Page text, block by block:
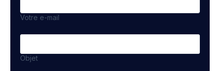
Votre e-mail
Objet